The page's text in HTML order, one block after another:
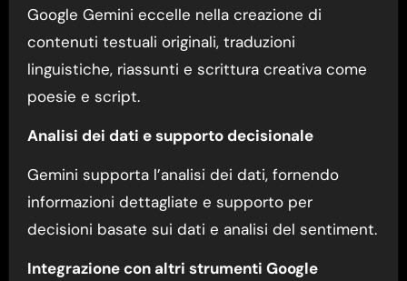
Google Gemini eccelle nella creazione di
contenuti testuali originali, traduzioni
linguistiche, riassunti e scrittura creativa come
poesie e script.
Analisi dei dati e supporto decisionale
Gemini supporta l’analisi dei dati, fornendo
informazioni dettagliate e supporto per
decisioni basate sui dati e analisi del sentiment.
Integrazione con altri strumenti Google